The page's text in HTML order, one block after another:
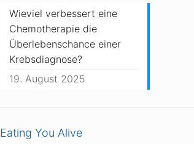
Wieviel verbessert eine
Chemotherapie die
Überlebenschance einer
Krebsdiagnose?
19. August 2025
Eating You Alive